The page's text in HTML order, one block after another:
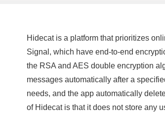
Hidecat is a platform that prioritizes
Signal, which have end-to-end
the RSA and AES double encryption
messages automatically after a
needs, and the app automatically
of Hidecat is that it does not store any